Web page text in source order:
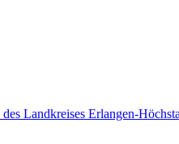
Landkreises Erlangen-